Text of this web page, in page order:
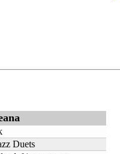
Duets